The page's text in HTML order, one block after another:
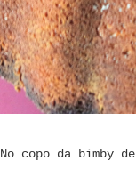
No copo da bimby